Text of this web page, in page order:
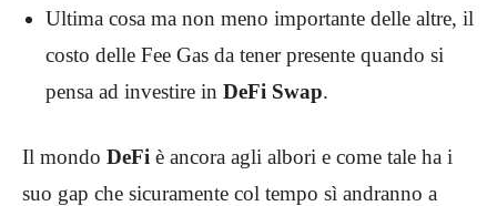
Ultima cosa ma non meno importante delle altre, il
costo delle Fee Gas da tener presente quando si
pensa ad investire in DeFi Swap.
Il mondo DeFi è ancora agli albori e come tale ha i
suo gap che sicuramente col tempo sì andranno a